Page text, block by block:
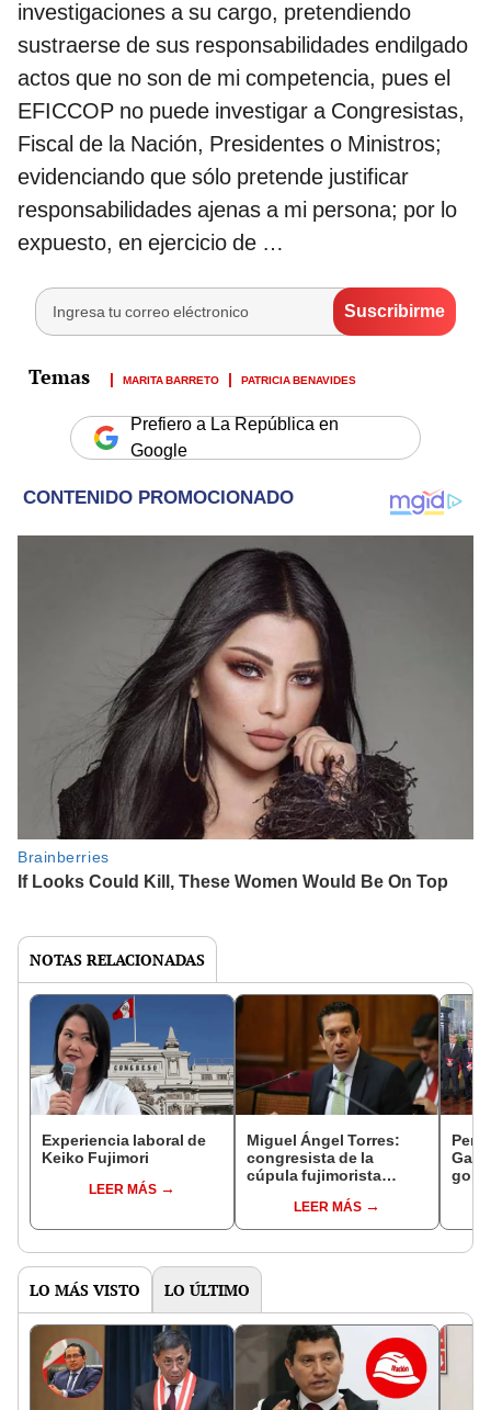
investigaciones a su cargo, pretendiendo
sustraerse de sus responsabilidades endilgado
actos que no son de mi competencia, pues el
EFICCOP no puede investigar a Congresistas,
Fiscal de la Nación, Presidentes o Ministros;
evidenciando que sólo pretende justificar
responsabilidades ajenas a mi persona; por lo
expuesto, en ejercicio de …
MARITA BARRETO PATRICIA BENAVIDES
Prefiero a La República en
Google
NOTAS RELACIONADAS
Experiencia laboral de
Keiko Fujimori
LEER MÁS
Miguel Ángel Torres:
congresista de la
cúpula fujimorista
del SenadoLEER MÁS
LO MÁS VISTO LO ÚLTIMO